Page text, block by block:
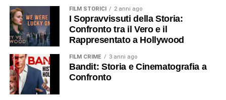
FILM STORICI 2 anni ago
I Sopravvissuti della Storia:
Confronto tra il Vero e il
Rappresentato a Hollywood
FILM CRIME 3 anni ago
Bandit: Storia e Cinematografia a
Confronto